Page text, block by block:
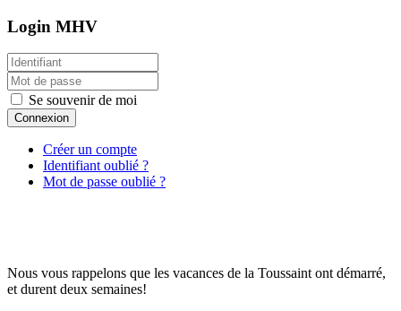
Login MHV
Se souvenir de moi
Connexion
Créer un compte
Identifiant oublié ?
Mot de passe oublié ?
Nous vous rappelons que les vacances de la Toussaint ont démarré,
et durent deux semaines!